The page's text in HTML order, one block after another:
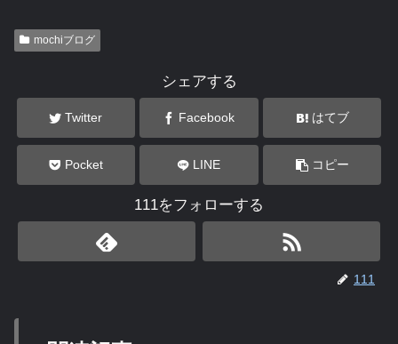
mochiブログ
シェアする
Twitter Facebook はてブ
Pocket LINE コピー
111をフォローする
111